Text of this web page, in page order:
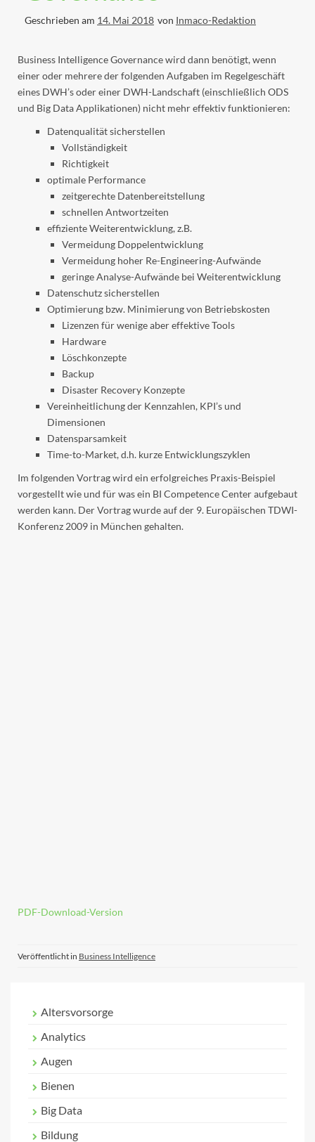
Geschrieben am 14. Mai 2018 von Inmaco-Redaktion
Business Intelligence Governance wird dann benötigt, wenn
einer oder mehrere der folgenden Aufgaben im Regelgeschäft
eines DWH’s oder einer DWH-Landschaft (einschließlich ODS
und Big Data Applikationen) nicht mehr effektiv funktionieren:
Datenqualität sicherstellen
Vollständigkeit
Richtigkeit
optimale Performance
zeitgerechte Datenbereitstellung
schnellen Antwortzeiten
effiziente Weiterentwicklung, z.B.
Vermeidung Doppelentwicklung
Vermeidung hoher Re-Engineering-Aufwände
geringe Analyse-Aufwände bei Weiterentwicklung
Datenschutz sicherstellen
Optimierung bzw. Minimierung von Betriebskosten
Lizenzen für wenige aber effektive Tools
Hardware
Löschkonzepte
Backup
Disaster Recovery Konzepte
Vereinheitlichung der Kennzahlen, KPI’s und
Dimensionen
Datensparsamkeit
Time-to-Market, d.h. kurze Entwicklungszyklen
Im folgenden Vortrag wird ein erfolgreiches Praxis-Beispiel
vorgestellt wie und für was ein BI Competence Center aufgebaut
werden kann. Der Vortrag wurde auf der 9. Europäischen TDWI-
Konferenz 2009 in München gehalten.
PDF-Download-Version
Veröffentlicht in Business Intelligence
Altersvorsorge
Analytics
Augen
Bienen
Big Data
Bildung